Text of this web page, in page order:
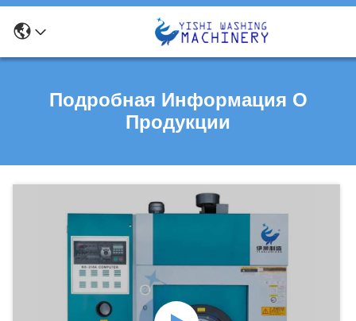
Подробная Информация О
Продукции